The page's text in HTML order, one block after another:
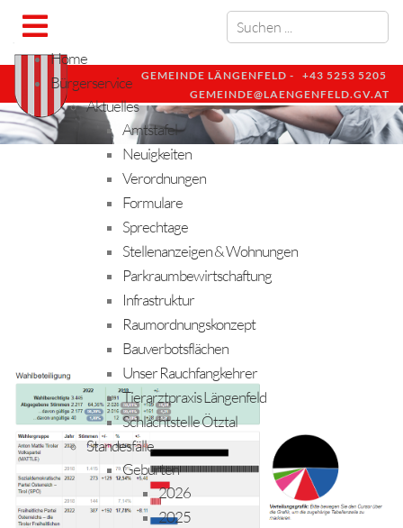
GEMEINDE LÄNGENFELD - +43 5253 5205
GEMEINDE@LAENGENFELD.GV.AT
Home
Bürgerservice
Aktuelles
Amtstafel
Neuigkeiten
Verordnungen
Formulare
Sprechtage
Stellenanzeigen & Wohnungen
Parkraumbewirtschaftung
Infrastruktur
Raumordnungskonzept
Bauverbotsflächen
Unser Rauchfangkehrer
Tierarztpraxis Längenfeld
Schlachtstelle Ötztal
Standesfälle
Geburten
2026
2025